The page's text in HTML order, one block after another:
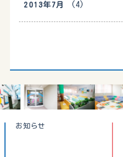
2013年7月 (4)
お知らせ